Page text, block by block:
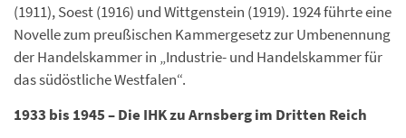
(1911), Soest (1916) und Wittgenstein (1919). 1924 führte eine
Novelle zum preußischen Kammergesetz zur Umbenennung
der Handelskammer in „Industrie- und Handelskammer für
das südöstliche Westfalen“.
1933 bis 1945 – Die IHK zu Arnsberg im Dritten Reich